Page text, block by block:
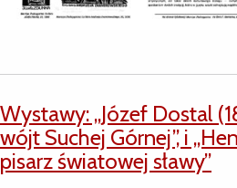
Wystawy: „Józef Dostal
wójt Suchej Górnej”, i
pisarz światowej sławy”